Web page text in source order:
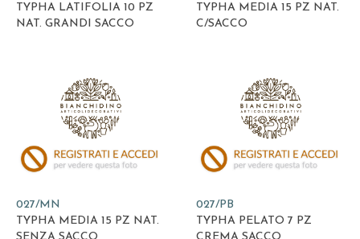
TYPHA LATIFOLIA 10 PZ
NAT. GRANDI SACCO
TYPHA MEDIA 15 PZ NAT.
C/SACCO
027/MN
TYPHA MEDIA 15 PZ NAT.
027/PB
TYPHA PELATO 7 PZ